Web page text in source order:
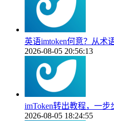
英语imtoken何意？从术
2026-08-05 20:56:13
imToken转出教程，一
2026-08-05 18:24:55